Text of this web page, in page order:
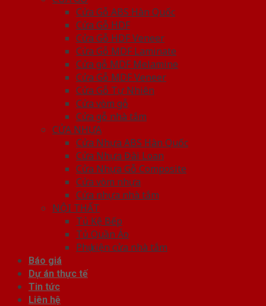
Cửa Gỗ ABS Hàn Quốc
Cửa Gỗ HDF
Cửa Gỗ HDF Veneer
Cửa Gỗ MDF Laminate
Cửa gỗ MDF Melamine
Cửa Gỗ MDF Veneer
Cửa Gỗ Tự Nhiên
Cửa vòm gỗ
Cửa gỗ nhà tắm
CỬA NHỰA
Cửa Nhựa ABS Hàn Quốc
Cửa Nhựa Đài Loan
Cửa Nhựa Gỗ Composite
Cửa vòm nhựa
Cửa nhựa nhà tắm
NỘI THẤT
Tủ Kệ Bếp
Tủ Quần Áo
Phụ kiện cửa nhà tắm
Báo giá
Dự án thực tế
Tin tức
Liên hệ